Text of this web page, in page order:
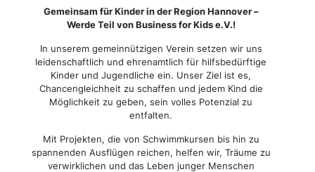
Gemeinsam für Kinder in der Region Hannover –
Werde Teil von Business for Kids e.V.!
In unserem gemeinnützigen Verein setzen wir uns
leidenschaftlich und ehrenamtlich für hilfsbedürftige
Kinder und Jugendliche ein. Unser Ziel ist es,
Chancengleichheit zu schaffen und jedem Kind die
Möglichkeit zu geben, sein volles Potenzial zu
entfalten.
Mit Projekten, die von Schwimmkursen bis hin zu
spannenden Ausflügen reichen, helfen wir, Träume zu
verwirklichen und das Leben junger Menschen